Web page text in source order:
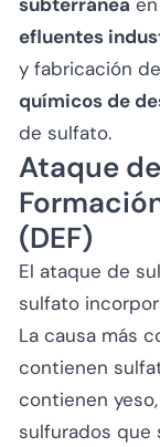
efluentes
y fabricación
químicos de
de sulfato.
Ataque
(DEF)
El ataque de
sulfato
La causa más
contienen
contienen
sulfurados que